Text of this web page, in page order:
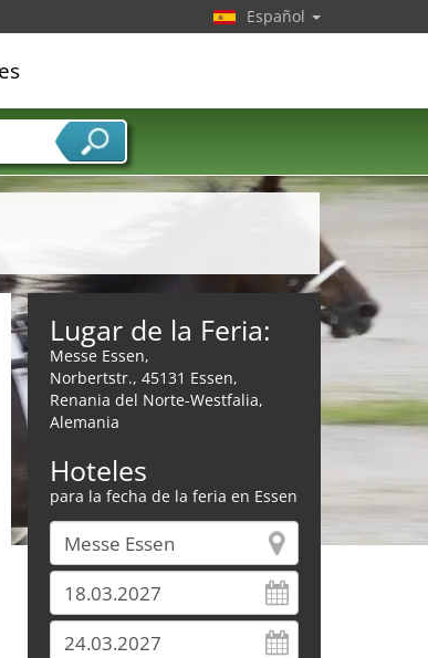
Lugar de la Feria:
Messe Essen,
Norbertstr., 45131 Essen,
Renania del Norte-Westfalia,
Alemania
Hoteles
para la fecha de la feria en Essen
Español